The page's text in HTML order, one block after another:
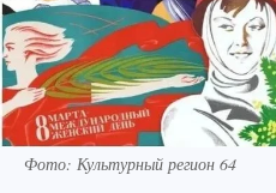
Фото: Культурный регион 64